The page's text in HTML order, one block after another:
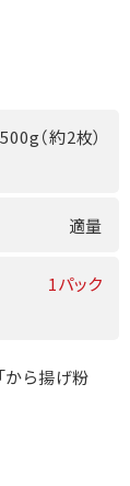
500g（約2枚）
適量
1パック
から揚げ粉